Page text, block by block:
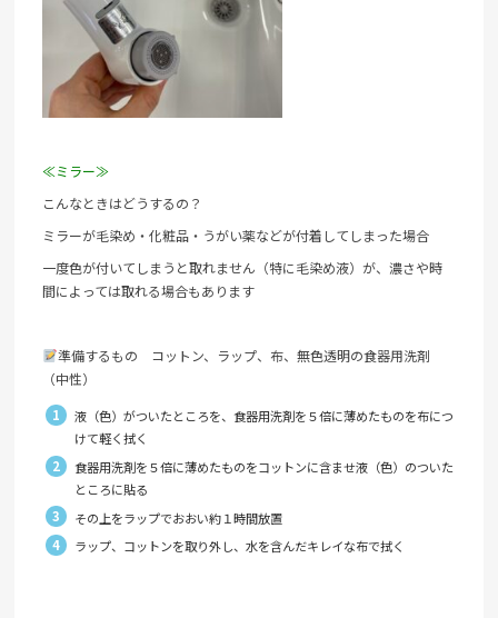
≪ミラー≫
こんなときはどうするの？
ミラーが毛染め・化粧品・うがい薬などが付着してしまった場合
一度色が付いてしまうと取れません（特に毛染め液）が、濃さや時
間によっては取れる場合もあります
準備するもの コットン、ラップ、布、無色透明の食器用洗剤
（中性）
液（色）がついたところを、食器用洗剤を５倍に薄めたものを布につ
けて軽く拭く
食器用洗剤を５倍に薄めたものをコットンに含ませ液（色）のついた
ところに貼る
その上をラップでおおい約１時間放置
ラップ、コットンを取り外し、水を含んだキレイな布で拭く